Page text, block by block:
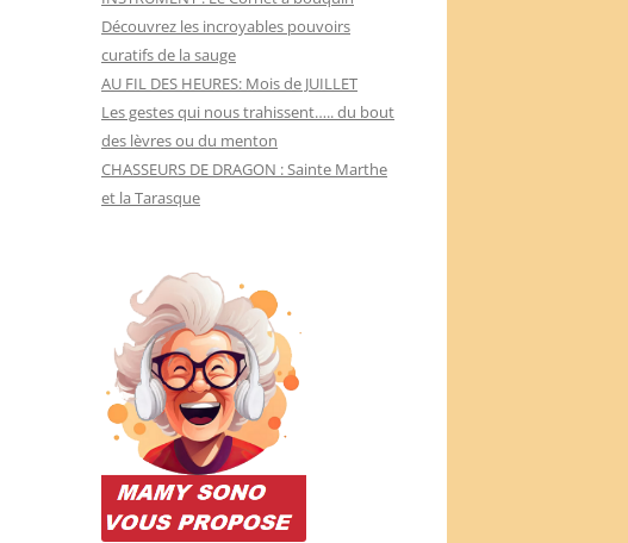
Découvrez les incroyables pouvoirs
curatifs de la sauge
AU FIL DES HEURES: Mois de JUILLET
Les gestes qui nous trahissent….. du bout
des lèvres ou du menton
CHASSEURS DE DRAGON : Sainte Marthe
et la Tarasque